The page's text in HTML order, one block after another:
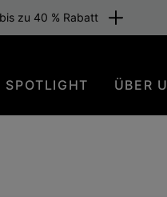
zu 40 % Rabatt
SPOTLIGHT ÜBER